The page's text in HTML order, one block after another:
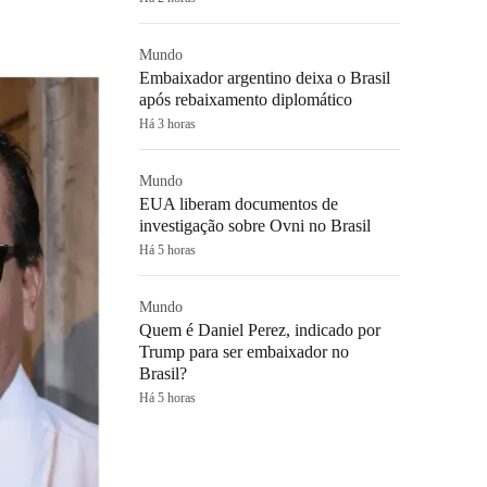
Mundo
Embaixador argentino deixa o Brasil
após rebaixamento diplomático
Há 3 horas
Mundo
EUA liberam documentos de
investigação sobre Ovni no Brasil
Há 5 horas
Mundo
Quem é Daniel Perez, indicado por
Trump para ser embaixador no
Brasil?
Há 5 horas